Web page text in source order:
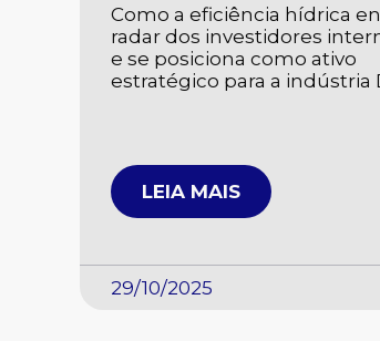
Como a eficiência hídrica
radar dos investidores
e se posiciona como ativo
estratégico para a indústria
LEIA MAIS
29/10/2025